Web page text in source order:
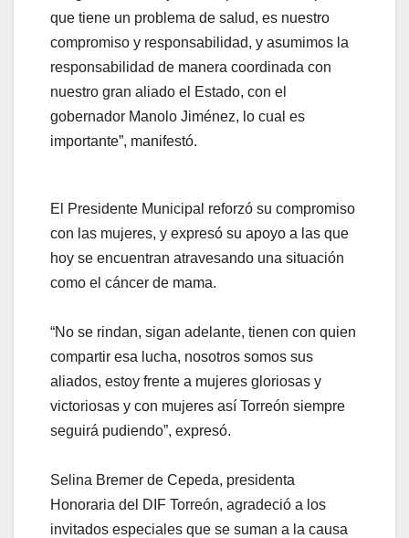
que tiene un problema de salud, es nuestro
compromiso y responsabilidad, y asumimos la
responsabilidad de manera coordinada con
nuestro gran aliado el Estado, con el
gobernador Manolo Jiménez, lo cual es
importante”, manifestó.
El Presidente Municipal reforzó su compromiso
con las mujeres, y expresó su apoyo a las que
hoy se encuentran atravesando una situación
como el cáncer de mama.
“No se rindan, sigan adelante, tienen con quien
compartir esa lucha, nosotros somos sus
aliados, estoy frente a mujeres gloriosas y
victoriosas y con mujeres así Torreón siempre
seguirá pudiendo”, expresó.
Selina Bremer de Cepeda, presidenta
Honoraria del DIF Torreón, agradeció a los
invitados especiales que se suman a la causa